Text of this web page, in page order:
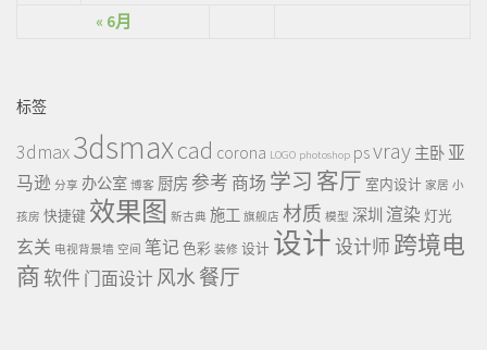
« 6月
标签
3dmax3dsmaxcad corona LOGO photoshop psvray 主卧 亚
马逊 分享 办公室 博客 厨房 参考 商场 学习 客厅 室内设计 家居 小
孩房 快捷键 效果图 新古典 施工 旗舰店 材质 模型 深圳 渲染 灯光
玄关 电视背景墙 空间 笔记 色彩 装修 设计 设计设计师 跨境电
商软件 门面设计 风水 餐厅